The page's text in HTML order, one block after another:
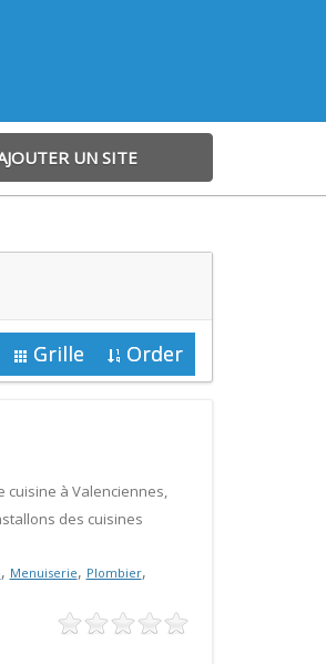
UN SITE
Grille Order
cuisine à Valenciennes,
des cuisines
, Menuiserie, Plombier,